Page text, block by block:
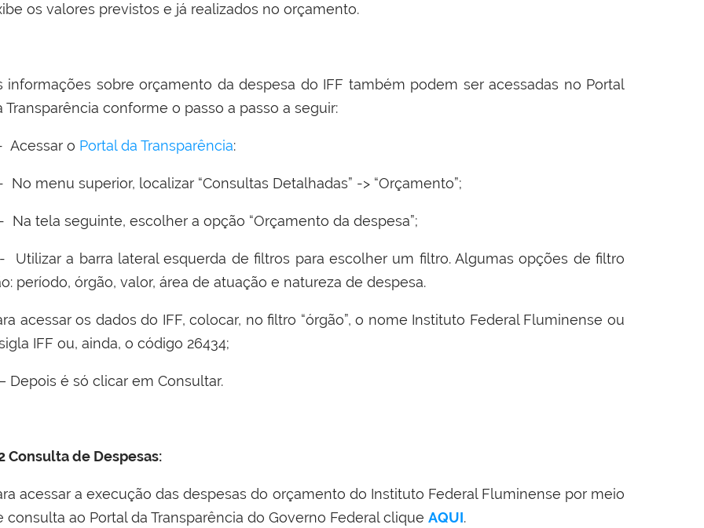
os valores previstos e já realizados no orçamento.
informações sobre orçamento da despesa do IFF também podem ser acessadas no Portal
Transparência conforme o passo a passo a seguir:
Acessar o Portal da Transparência:
No menu superior, localizar “Consultas Detalhadas” -> “Orçamento”;
Na tela seguinte, escolher a opção “Orçamento da despesa”;
Utilizar a barra lateral esquerda de filtros para escolher um filtro. Algumas opções de filtro
período, órgão, valor, área de atuação e natureza de despesa.
acessar os dados do IFF, colocar, no filtro “órgão”, o nome Instituto Federal Fluminense ou
IFF ou, ainda, o código 26434;
Depois é só clicar em Consultar.
Consulta de Despesas:
acessar a execução das despesas do orçamento do Instituto Federal Fluminense por meio
consulta ao Portal da Transparência do Governo Federal clique AQUI.